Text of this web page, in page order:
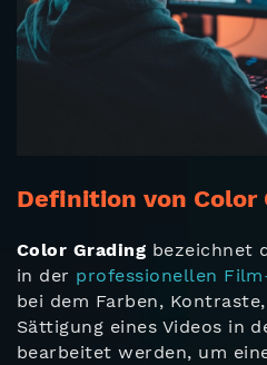
Definition von Color
Color Grading bezeichnet
in der professionellen
bei dem Farben,
Sättigung eines Videos in
bearbeitet werden, um